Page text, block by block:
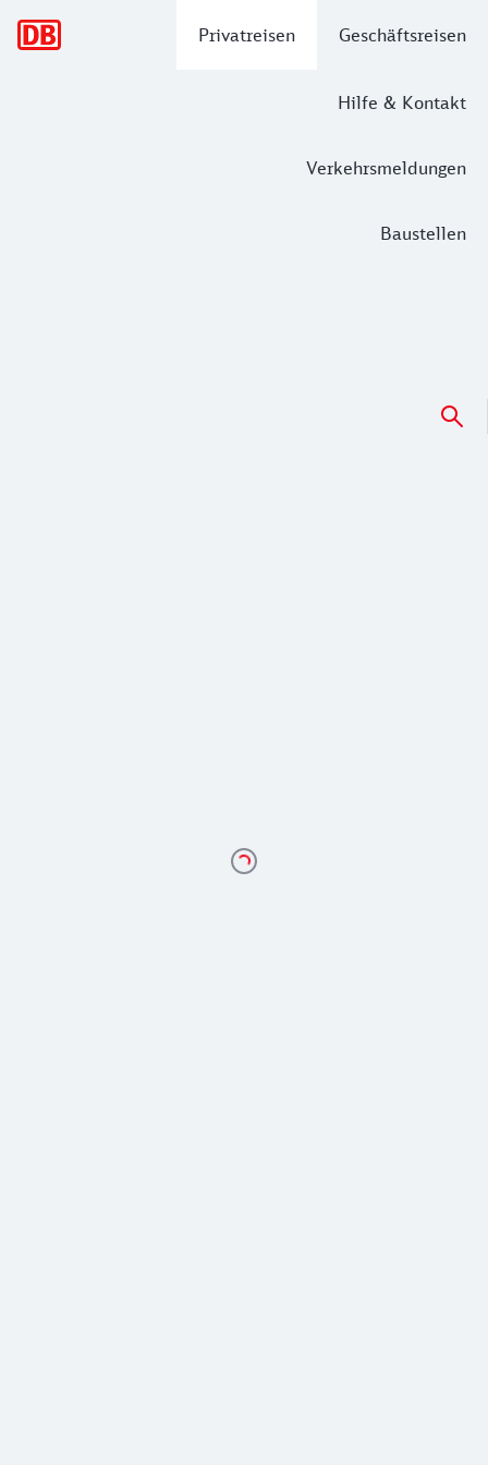
Privatreisen Geschäftsreisen
Hilfe & Kontakt
Verkehrsmeldungen
Baustellen